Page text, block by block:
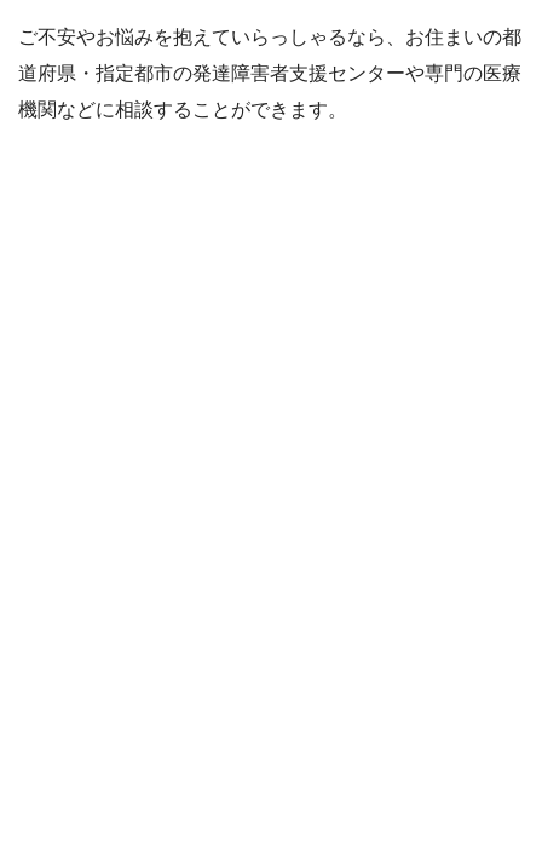
ご不安やお悩みを抱えていらっしゃるなら、お住まいの都
道府県・指定都市の発達障害者支援センターや専門の医療
機関などに相談することができます。